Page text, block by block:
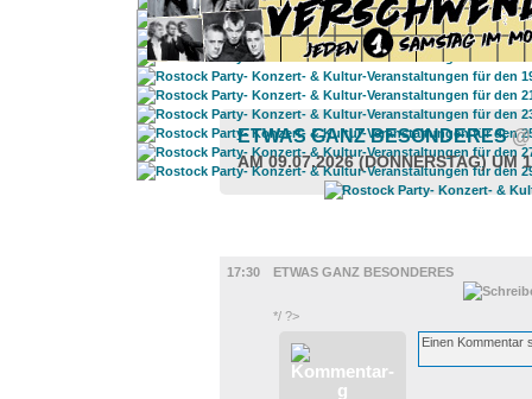
ETWAS GANZ BESONDERES
AM 09.07.2026 (DONNERSTAG) UM
17:30
ETWAS GANZ BESONDERES
*/ ?>